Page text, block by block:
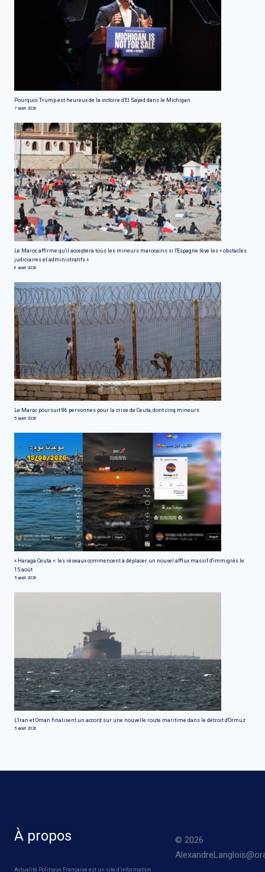
Pourquoi Trump est heureux de la victoire d'El Sayed dans le Michigan
7 août 2026
Le Maroc affirme qu'il acceptera tous les mineurs marocains si l'Espagne lève les « obstacles
judiciaires et administratifs »
6 août 2026
Le Maroc poursuit 86 personnes pour la crise de Ceuta, dont cinq mineurs
5 août 2026
« Haraga Ceuta »: les réseaux commencent à déplacer un nouvel afflux massif d'immigrés le
15 août
5 août 2026
L'Iran et Oman finalisent un accord sur une nouvelle route maritime dans le détroit d'Ormuz
5 août 2026
À propos
Actualité Politique Française est un site d’information
© 2026